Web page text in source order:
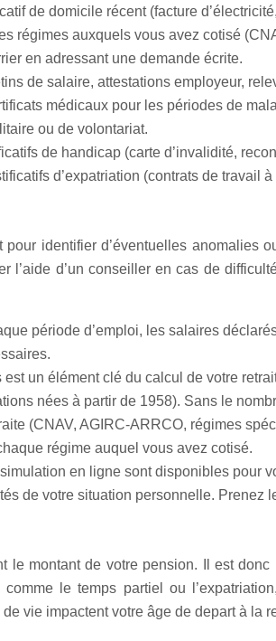
de domicile récent (facture
régimes auxquels vous avez cotisé
en adressant une demande écrite.
de salaire, attestations employeur,
médicaux pour les périodes de
ou de volontariat.
de handicap (carte d’invalidité,
d’expatriation (contrats de travail
identifier d’éventuelles anomalies
l’aide d’un conseiller en cas de
période d’emploi, les salaires
un élément clé du calcul de votre
nées à partir de 1958). Sans le
(CNAV, AGIRC-ARRCO, régimes
régime auquel vous avez cotisé.
en ligne sont disponibles pour
de votre situation personnelle.
montant de votre pension. Il est
le temps partiel ou
vie impactent votre âge de depart à la